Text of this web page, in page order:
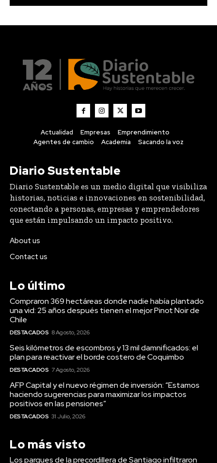
Actualidad Empresas
Emprendimiento
Agentes de cambio
Academia Sacando la voz
Diario Sustentable
Diario Sustentable es un medio digital que visibiliza
historias, noticias e innovaciones en sostenibilidad,
conectando a personas, empresas y emprendedores
que están impulsando un impacto positivo.
About us
Contact us
Lo último
Compraron 369 hectáreas donde nadie había plantado
una vid: 25 años después tienen el mejor Pinot Noir de
Chile
DESTACADOS 8 Agosto, 2026
Seis kilómetros de escombros y 13 mil damnificados: el
plan para reactivar el borde costero de Coquimbo
DESTACADOS 7 Agosto, 2026
AFP Capital y el nuevo régimen de inversión: “Estamos
haciendo sugerencias para maximizar los impactos
positivos en las pensiones”
DESTACADOS 31 Julio, 2026
Lo más visto
Los parques de la precordillera de Santiago infiltraron